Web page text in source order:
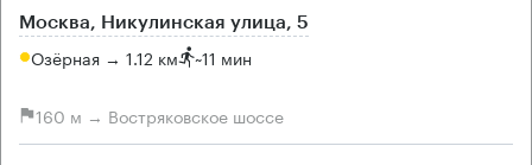
Москва, Никулинская улица, 5
Озёрная → 1.12 км ~11 мин
160 м → Востряковское шоссе